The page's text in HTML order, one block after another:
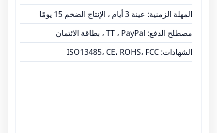
المهلة الزمنية: عينة 3 أيام ، الإنتاج الضخم 15 يومًا
مصطلح الدفع: TT ، PayPal ، بطاقة الائتمان
الشهادات: ISO13485، CE، ROHS، FCC